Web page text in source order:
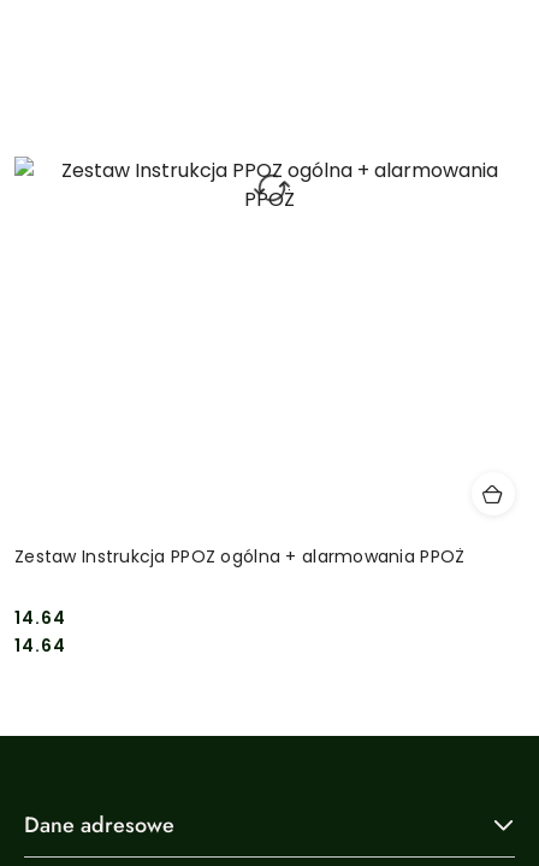
Zestaw Instrukcja PPOZ ogólna + alarmowania PPOŻ
Cena:
14.64
Cena:
14.64
Dane adresowe